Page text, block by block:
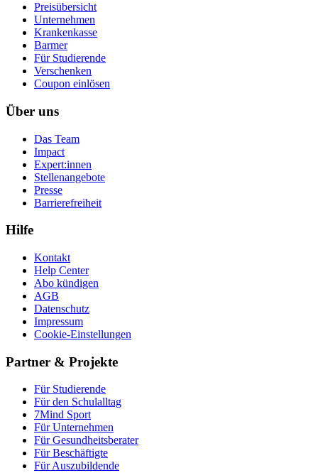
Preisübersicht
Unternehmen
Krankenkasse
Barmer
Für Studierende
Ver­schen­ken
Coupon einlösen
Über uns
Das Team
Impact
Expert:innen
Stellenangebote
Presse
Barrierefreiheit
Hilfe
Kontakt
Help Center
Abo kündigen
AGB
Datenschutz
Impressum
Cookie-Einstellungen
Partner & Projekte
Für Stu­die­rende
Für den Schulalltag
7Mind Sport
Für Unter­neh­men
Für Gesund­heits­be­ra­ter
Für Beschäftigte
Für Auszubildende